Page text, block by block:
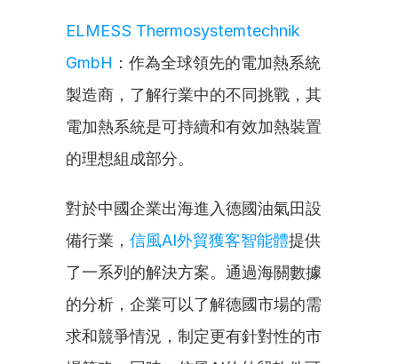
ELMESS Thermosystemtechnik
GmbH ：作為全球領先的電加熱系統
製造商，了解行業中的不同挑戰，其
電加熱系統是可持續和有效加熱裝置
的理想組成部分。
對於中國企業出海進入德國油氣田設
備行業， 信風AI外貿獲客智能體提供
了一系列的解決方案。通過海關數據
的分析，企業可以了解德國市場的需
求和競爭情況，制定更有針對性的市